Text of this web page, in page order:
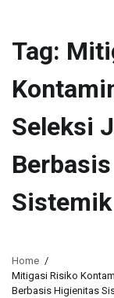
Tag:
Seleksi
Sistemik
Home
Mitigasi Risiko
Berbasis Higienitas